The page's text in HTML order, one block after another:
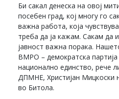
Би сакал денеска на овој
посебен град, кој многу го
важна работа, која
треба да ја кажам. Сакам да
јавност важна порака.
ВМРО – демократска партија
национално единство, рече
ДПМНЕ, Христијан Мицкоски
во Битола.